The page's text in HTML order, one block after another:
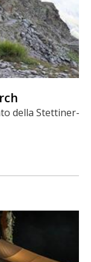
della Stettiner-